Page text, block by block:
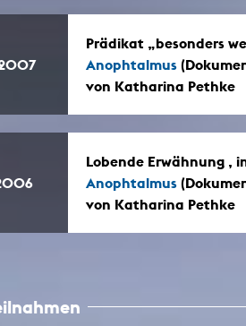
Prädikat „besonders
Anophtalmus
von Katharina Pethke
Lobende Erwähnung ,
Anophtalmus
von Katharina Pethke